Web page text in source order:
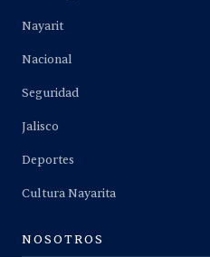
Nayarit
Nacional
Seguridad
Jalisco
Deportes
Cultura Nayarita
NOSOTROS